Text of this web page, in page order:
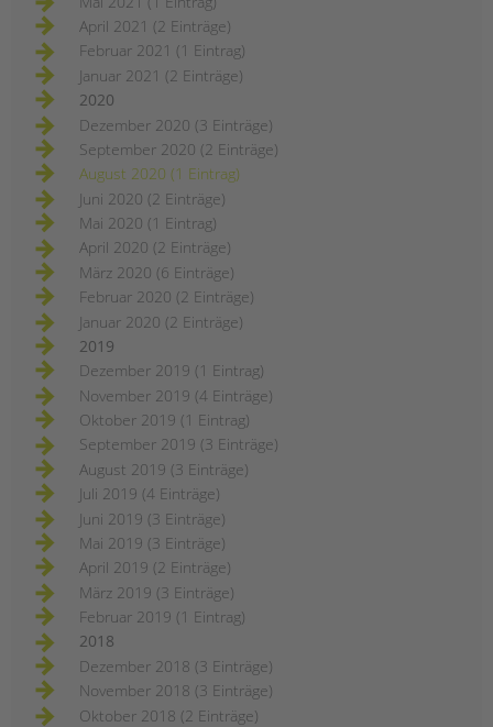
April 2021 (2 Einträge)
Februar 2021 (1 Eintrag)
Januar 2021 (2 Einträge)
2020
Dezember 2020 (3 Einträge)
September 2020 (2 Einträge)
August 2020 (1 Eintrag)
Juni 2020 (2 Einträge)
Mai 2020 (1 Eintrag)
April 2020 (2 Einträge)
März 2020 (6 Einträge)
Februar 2020 (2 Einträge)
Januar 2020 (2 Einträge)
2019
Dezember 2019 (1 Eintrag)
November 2019 (4 Einträge)
Oktober 2019 (1 Eintrag)
September 2019 (3 Einträge)
August 2019 (3 Einträge)
Juli 2019 (4 Einträge)
Juni 2019 (3 Einträge)
Mai 2019 (3 Einträge)
April 2019 (2 Einträge)
März 2019 (3 Einträge)
Februar 2019 (1 Eintrag)
2018
Dezember 2018 (3 Einträge)
November 2018 (3 Einträge)
Oktober 2018 (2 Einträge)